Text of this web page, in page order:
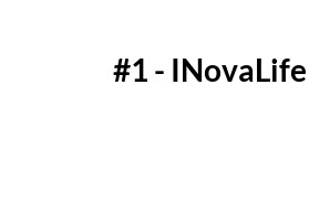
#1 - INovaLife